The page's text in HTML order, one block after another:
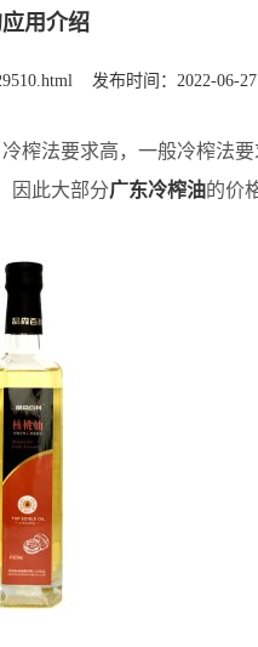
用介绍
发布时间：2022-06-27
榨法要求高，一般冷榨法
因此大部分广东冷榨油的价